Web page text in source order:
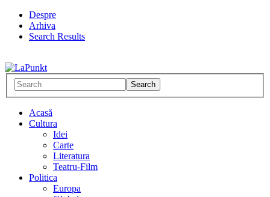
Despre
Arhiva
Search Results
Acasă
Cultura
Idei
Carte
Literatura
Teatru-Film
Politica
Europa